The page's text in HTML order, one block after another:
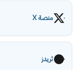
منصة X
ثريدز